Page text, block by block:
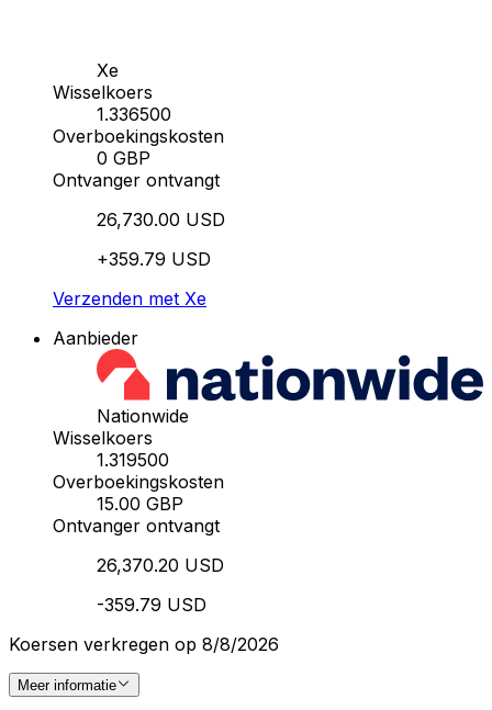
Xe
Wisselkoers
1.336500
Overboekingskosten
0 GBP
Ontvanger ontvangt
26,730.00 USD
+359.79 USD
Verzenden met Xe
Aanbieder
Nationwide
Wisselkoers
1.319500
Overboekingskosten
15.00 GBP
Ontvanger ontvangt
26,370.20 USD
-359.79 USD
Koersen verkregen op 8/8/2026
Meer informatie